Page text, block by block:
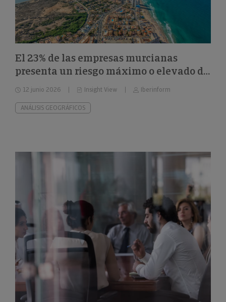
El 23% de las empresas murcianas
presenta un riesgo máximo o elevado de
impago
12 junio 2026 Insight View Iberinform
ANÁLISIS GEOGRÁFICOS